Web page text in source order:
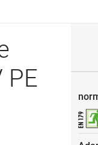
PE